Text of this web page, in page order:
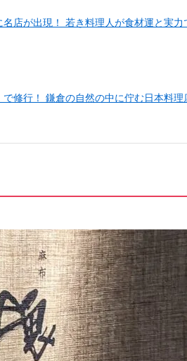
店が出現！ 若き料理人が食材運と実力
修行！ 鎌倉の自然の中に佇む日本料理